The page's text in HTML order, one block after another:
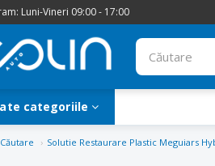
Luni-Vineri 09:00 - 17:00
categoriile
Căutare Solutie Restaurare Plastic Meguiars